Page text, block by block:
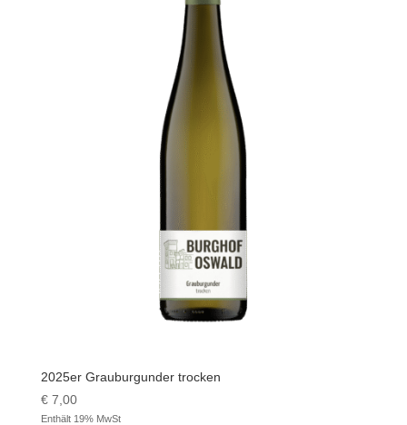
2025er Grauburgunder trocken
€7,00
Enthält 19% MwSt